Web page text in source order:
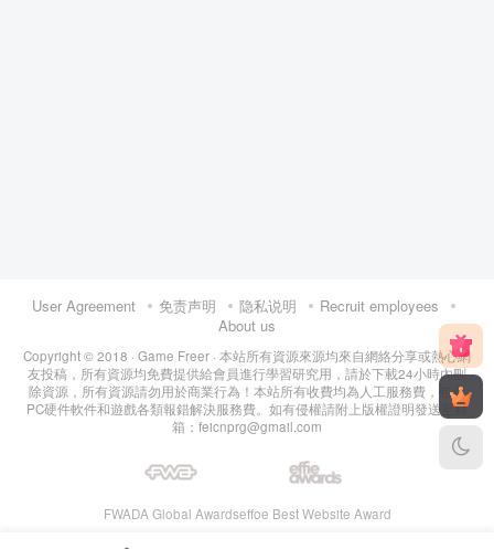
User Agreement 免责声明 隐私说明
Recruit employees
About us
Copyright © 2018 · Game Freer · 本站所有資源來源均來自網絡分享或熱心網
友投稿，所有資源均免費提供給會員進行學習研究用，請於下載24小時內刪
除資源，所有資源請勿用於商業行為！本站所有收費均為人工服務費，包含
PC硬件軟件和遊戲各類報錯解決服務費。如有侵權請附上版權證明發送至郵
箱：feicnprg@gmail.com
FWADA Global Awardseffoe Best Website Award